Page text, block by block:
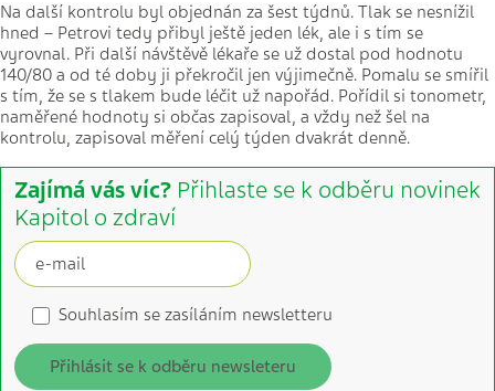
Na další kontrolu byl objednán za šest týdnů. Tlak se nesnížil
hned – Petrovi tedy přibyl ještě jeden lék, ale i s tím se
vyrovnal. Při další návštěvě lékaře se už dostal pod hodnotu
140/80 a od té doby ji překročil jen výjimečně. Pomalu se smířil
s tím, že se s tlakem bude léčit už napořád. Pořídil si tonometr,
naměřené hodnoty si občas zapisoval, a vždy než šel na
kontrolu, zapisoval měření celý týden dvakrát denně.
Zajímá vás víc? Přihlaste se k odběru novinek
Kapitol o zdraví
Souhlasím se zasíláním newsletteru
Přihlásit se k odběru newsleteru